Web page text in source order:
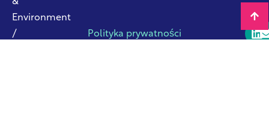
Environment
/
Polityka prywatności